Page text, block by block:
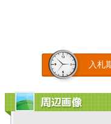
入札
周辺画像